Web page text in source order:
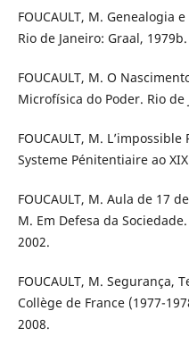
FOUCAULT, M. Genealogia
Rio de Janeiro: Graal, 1979b.
FOUCAULT, M. O
Microfísica do Poder. Rio de
FOUCAULT, M.
Systeme Pénitentiaire ao
FOUCAULT, M. Aula de 17
M. Em Defesa da
2002.
FOUCAULT, M. Segurança,
Collège de France (1977-
2008.